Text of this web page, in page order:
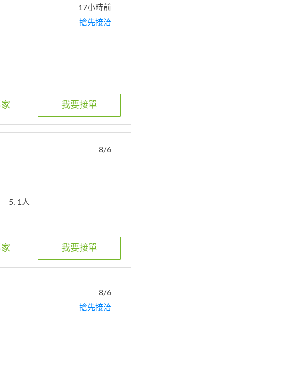
17小時前
搶先接洽
我要接單
8/6
5. 1人
我要接單
8/6
搶先接洽